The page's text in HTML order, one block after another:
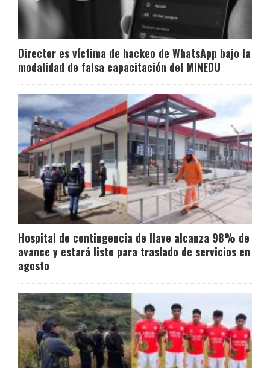
Director es víctima de hackeo de WhatsApp bajo la
modalidad de falsa capacitación del MINEDU
Hospital de contingencia de Ilave alcanza 98% de
avance y estará listo para traslado de servicios en
agosto